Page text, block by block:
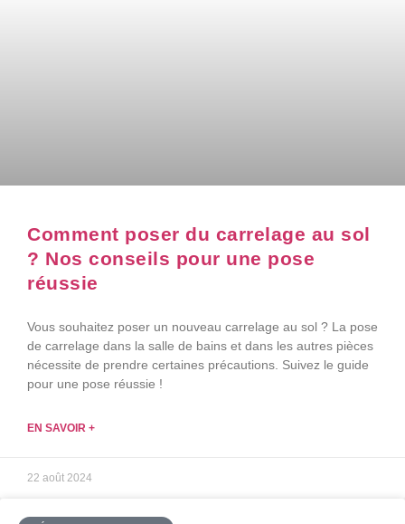
Comment poser du carrelage au sol
? Nos conseils pour une pose
réussie
Vous souhaitez poser un nouveau carrelage au sol ? La pose
de carrelage dans la salle de bains et dans les autres pièces
nécessite de prendre certaines précautions. Suivez le guide
pour une pose réussie !
EN SAVOIR +
22 août 2024